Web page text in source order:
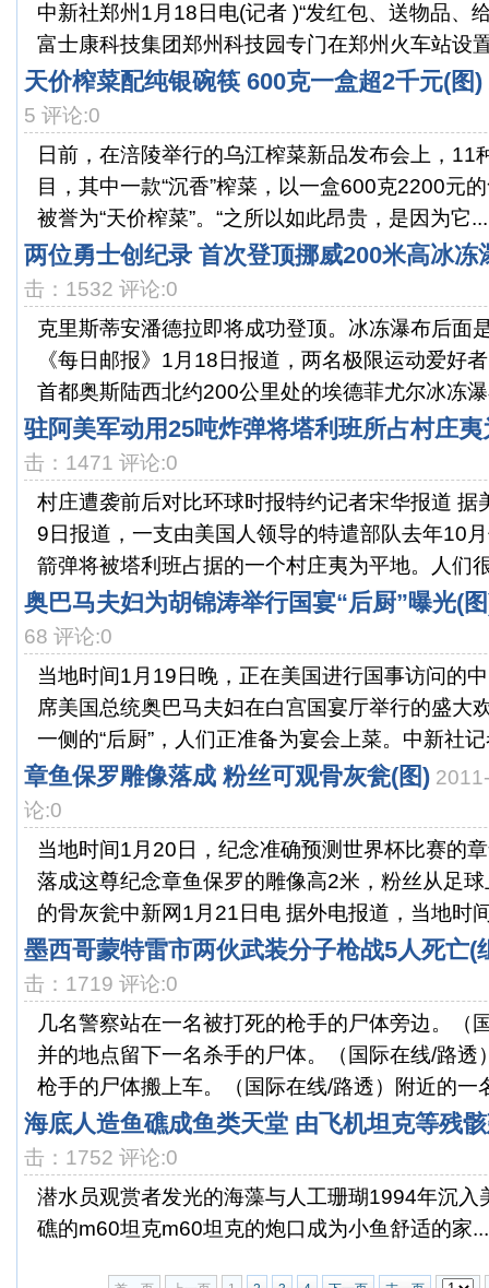
中新社郑州1月18日电(记者 )“发红包、送物品
富士康科技集团郑州科技园专门在郑州火车站设
天价榨菜配纯银碗筷 600克一盒超2千元(图)
5 评论:0
日前，在涪陵举行的乌江榨菜新品发布会上，11
目，其中一款“沉香”榨菜，以一盒600克2200元
被誉为“天价榨菜”。“之所以如此昂贵，是因为它...
两位勇士创纪录 首次登顶挪威200米高冰冻
击：1532 评论:0
克里斯蒂安潘德拉即将成功登顶。冰冻瀑布后面
《每日邮报》1月18日报道，两名极限运动爱好
首都奥斯陆西北约200公里处的埃德菲尤尔冰冻
驻阿美军动用25吨炸弹将塔利班所占村庄夷
击：1471 评论:0
村庄遭袭前后对比环球时报特约记者宋华报道 据
9日报道，一支由美国人领导的特遣部队去年10
箭弹将被塔利班占据的一个村庄夷为平地。人们
奥巴马夫妇为胡锦涛举行国宴“后厨”曝光(
68 评论:0
当地时间1月19日晚，正在美国进行国事访问的
席美国总统奥巴马夫妇在白宫国宴厅举行的盛大
一侧的“后厨”，人们正准备为宴会上菜。中新社
章鱼保罗雕像落成 粉丝可观骨灰瓮(图)
论:0
当地时间1月20日，纪念准确预测世界杯比赛的
落成这尊纪念章鱼保罗的雕像高2米，粉丝从足
的骨灰瓮中新网1月21日电 据外电报道，当地时
墨西哥蒙特雷市两伙武装分子枪战5人死亡(
击：1719 评论:0
几名警察站在一名被打死的枪手的尸体旁边。（
并的地点留下一名杀手的尸体。（国际在线/路透
枪手的尸体搬上车。（国际在线/路透）附近的一
海底人造鱼礁成鱼类天堂 由飞机坦克等残
击：1752 评论:0
潜水员观赏者发光的海藻与人工珊瑚1994年沉入
礁的m60坦克m60坦克的炮口成为小鱼舒适的家...